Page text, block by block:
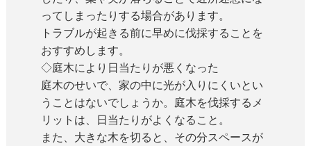
ってしまったりする場合があります。
トラブルが起きる前に早めに伐採することを
おすすめします。
◇庭木により日当たりが悪くなった
庭木のせいで、家の中に光が入りにくいとい
うことはないでしょうか。庭木を伐採するメ
リットは、日当たりがよくなること。
また、大きな木を切ると、その分スペースが